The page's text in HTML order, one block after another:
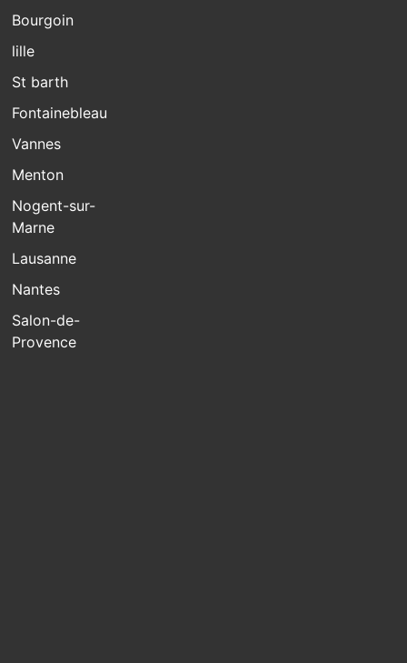
Bourgoin
lille
St barth
Fontainebleau
Vannes
Menton
Nogent-sur-
Marne
Lausanne
Nantes
Salon-de-
Provence